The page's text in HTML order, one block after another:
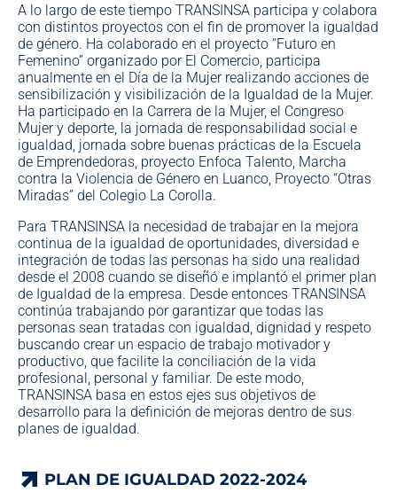
A lo largo de este tiempo TRANSINSA participa y colabora
con distintos proyectos con el fin de promover la igualdad
de género. Ha colaborado en el proyecto “Futuro en
Femenino” organizado por El Comercio, participa
anualmente en el Día de la Mujer realizando acciones de
sensibilización y visibilización de la Igualdad de la Mujer.
Ha participado en la Carrera de la Mujer, el Congreso
Mujer y deporte, la jornada de responsabilidad social e
igualdad, jornada sobre buenas prácticas de la Escuela
de Emprendedoras, proyecto Enfoca Talento, Marcha
contra la Violencia de Género en Luanco, Proyecto “Otras
Miradas” del Colegio La Corolla.
Para TRANSINSA la necesidad de trabajar en la mejora
continua de la igualdad de oportunidades, diversidad e
integración de todas las personas ha sido una realidad
desde el 2008 cuando se diseñó e implantó el primer plan
de Igualdad de la empresa. Desde entonces TRANSINSA
continúa trabajando por garantizar que todas las
personas sean tratadas con igualdad, dignidad y respeto
buscando crear un espacio de trabajo motivador y
productivo, que facilite la conciliación de la vida
profesional, personal y familiar. De este modo,
TRANSINSA basa en estos ejes sus objetivos de
desarrollo para la definición de mejoras dentro de sus
planes de igualdad.
PLAN DE IGUALDAD 2022-2024